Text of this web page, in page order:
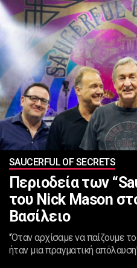
SAUCERFUL OF SECRETS
Περιοδεία των
του Nick Mason
Βασίλειο
''Όταν αρχίσαμε να παίζουμε
ήταν μια πραγματική